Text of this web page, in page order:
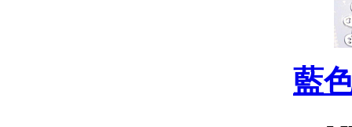
藍